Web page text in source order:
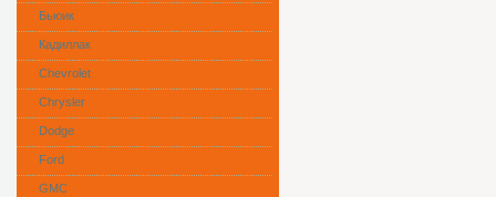
Бьюик
Кадиллак
Сhevrolet
Chrysler
Dodge
Ford
GMC